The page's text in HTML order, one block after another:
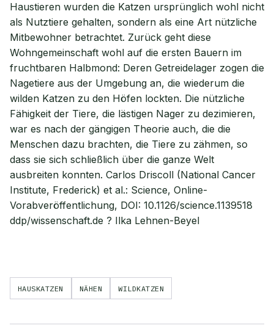
Haustieren wurden die Katzen ursprünglich wohl nicht
als Nutztiere gehalten, sondern als eine Art nützliche
Mitbewohner betrachtet. Zurück geht diese
Wohngemeinschaft wohl auf die ersten Bauern im
fruchtbaren Halbmond: Deren Getreidelager zogen die
Nagetiere aus der Umgebung an, die wiederum die
wilden Katzen zu den Höfen lockten. Die nützliche
Fähigkeit der Tiere, die lästigen Nager zu dezimieren,
war es nach der gängigen Theorie auch, die die
Menschen dazu brachten, die Tiere zu zähmen, so
dass sie sich schließlich über die ganze Welt
ausbreiten konnten. Carlos Driscoll (National Cancer
Institute, Frederick) et al.: Science, Online-
Vorabveröffentlichung, DOI: 10.1126/science.1139518
ddp/wissenschaft.de ? Ilka Lehnen-Beyel
HAUSKATZEN NÄHEN WILDKATZEN